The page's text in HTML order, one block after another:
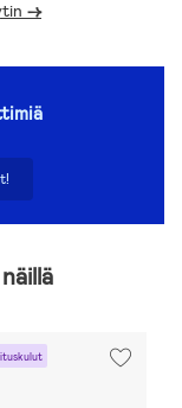
->